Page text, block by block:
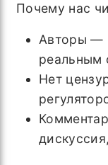
Почему нас
Авторы —
реальным
Нет